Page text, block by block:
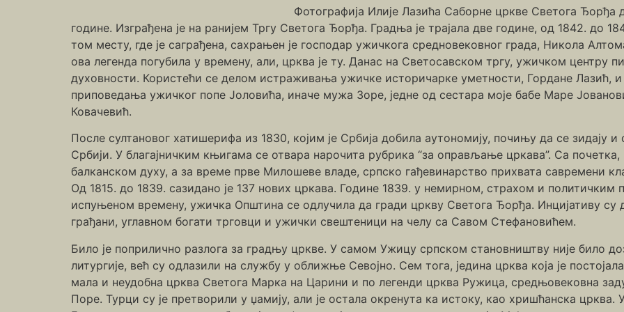
Фотографија Илије Лазића Саборне цркве Светога Ђорђа
године. Изграђена је на ранијем Тргу Светога Ђорђа. Градња је трајала две године, од 1842. до
том месту, где је саграђена, сахрањен је господар ужичкога средновековног града, Никола
ова легенда погубила у времену, али, црква је ту. Данас на Светосавском тргу, ужичком центру
духовности. Користећи се делом истраживања ужичке историчарке уметности, Гордане Лазић,
приповедања ужичког попе Јоловића, иначе мужа Зоре, једне од сестара моје бабе Маре
Ковачевић.
После султановог хатишерифа из 1830, којим је Србија добила аутономију, почињу да се зидају и
Србији. У благајничким књигама се отвара нарочита рубрика “за оправљање цркава”. Са
балканском духу, а за време прве Милошеве владе, српско гађевинарство прихвата савремени
Од 1815. до 1839. сазидано је 137 нових цркава. Године 1839. у немирном, страхом и политичким
испуњеном времену, ужичка Општина се одлучила да гради цркву Светога Ђорђа. Инцијативу су
грађани, углавном богати трговци и ужички свештеници на челу са Савом Стефановићем.
Било је поприлично разлога за градњу цркве. У самом Ужицу српском становништву није било
литургије, већ су одлазили на службу у оближње Севојно. Сем тога, једина црква која је
мала и неудобна црква Светога Марка на Царини и по легенди црква Ружица, средњовековна
Поре. Турци су је претворили у џамију, али је остала окренута ка истоку, као хришћанска